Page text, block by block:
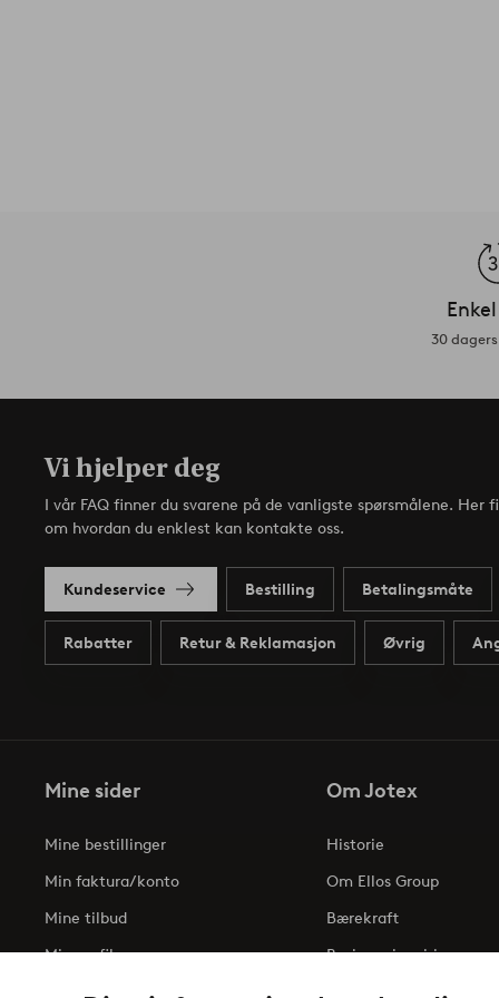
30
Vi hjelper deg
I vår FAQ finner du svarene på de vanligste spørsmålene. Her
om hvordan du enklest kan kontakte oss.
Kundeservice Bestilling Betalingsmåte
Rabatter Retur & Reklamasjon Øvrig
Mine sider
Mine bestillinger
Min faktura/konto
Mine tilbud
Min profil
Om Jotex
Historie
Om Ellos Group
Bærekraft
Business inquiries
Tilgjengelighetserklæring